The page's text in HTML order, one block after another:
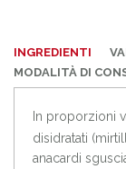
INGREDIENTI
MODALITÀ DI
In proporzioni
disidratati
anacardi